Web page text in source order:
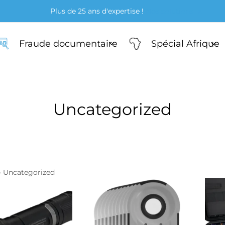
Plus de 25 ans d'expertise !
Fraude documentaire Spécial Afrique
Uncategorized
Uncategorized